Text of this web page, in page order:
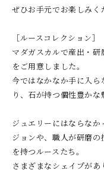
ぜひお手元でお楽しみく
［ルースコレクション］
マダガスカルで産出・
をご用意しました。
今ではなかなか手に入
り、石が持つ個性豊かな
ジュエリーにはならな
ジョンや、職人が研磨
を持つルースたち。
さまざまなシェイプが